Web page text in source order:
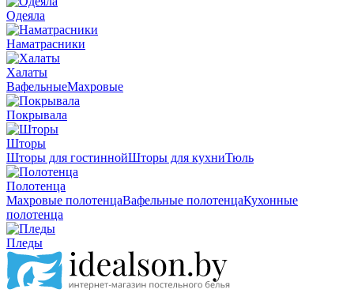
Одеяла
Наматрасники
Халаты
ВафельныеМахровые
Покрывала
Шторы
Шторы для гостиннойШторы для кухниТюль
Полотенца
Махровые полотенцаВафельные полотенцаКухонные
полотенца
Пледы